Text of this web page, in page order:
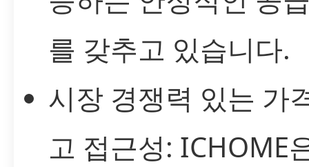
를 갖추고 있습니다.
시장 경쟁력 있는 가
고 접근성: ICHOME